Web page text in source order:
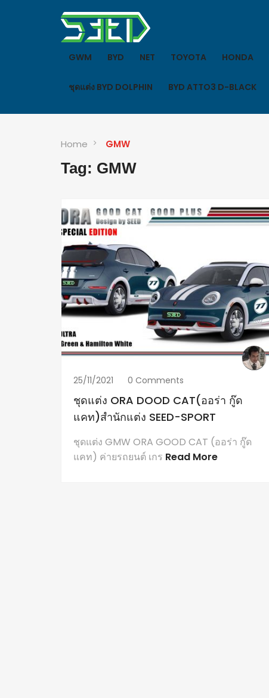
GWM BYD NET TOYOTA HONDA
ชุดแต่ง BYD DOLPHIN BYD ATTO3 D-BLACK
Home GMW
Tag: GMW
25/11/2021 0 Comments
ชุดแต่ง ORA DOOD CAT(ออร่า กู๊ด
แคท)สำนักแต่ง SEED-SPORT
ชุดแต่ง GMW ORA GOOD CAT (ออร่า กู๊ด
แคท) ค่ายรถยนต์ เกร Read More